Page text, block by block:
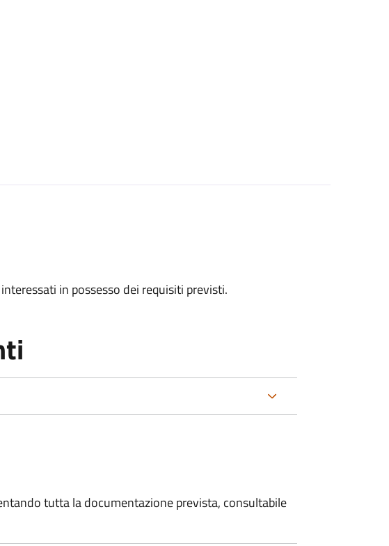
in possesso dei requisiti previsti.
tutta la documentazione prevista, consultabile